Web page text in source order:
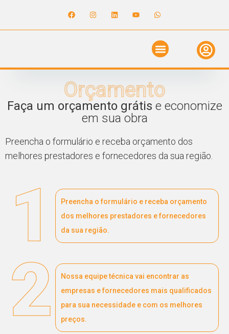
Orçamento
Faça um orçamento grátis e economize
em sua obra
Preencha o formulário e receba orçamento dos
melhores prestadores e fornecedores da sua região.
1
Preencha o formulário e receba orçamento
dos melhores prestadores e fornecedores
da sua região.
2
Nossa equipe técnica vai encontrar as
empresas e fornecedores mais qualificados
para sua necessidade e com os melhores
preços.